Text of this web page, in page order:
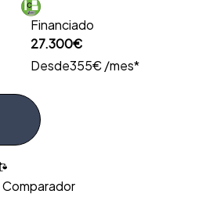
Financiado
27.300€
Desde355€ /mes*
Comparador